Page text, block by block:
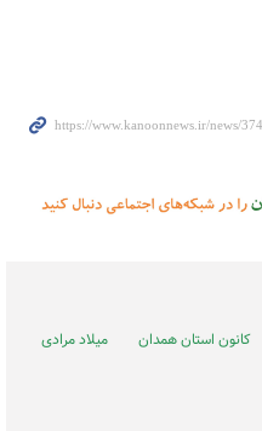
کانون استان همدان
میلاد مرادی